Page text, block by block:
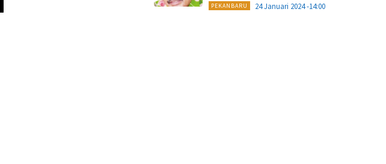
PEKANBARU 24 Januari 2024 -14:00